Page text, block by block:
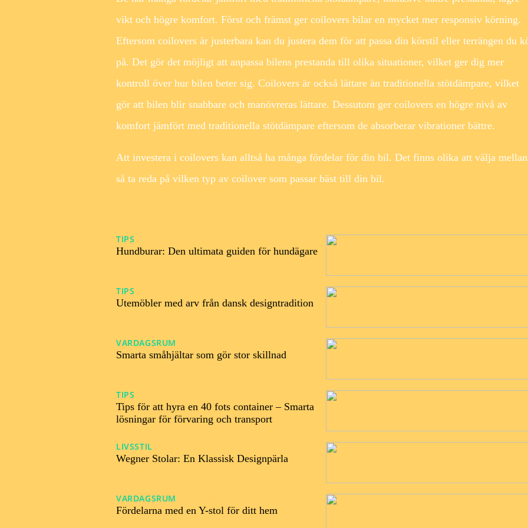
vikt och högre komfort. Först och främst ger coilovers bilar en mycket mer responsiv körning.
Eftersom coilovers är justerbara kan du justera dem för att passa din körstil eller terrängen du
på. Det gör det möjligt att anpassa bilens prestanda till olika situationer, vilket ger dig mer
kontroll över hur bilen beter sig. Coilovers är också lättare än traditionella stötdämpare, vilket
gör att bilen blir snabbare och manövreras lättare. Dessutom ger coilovers en högre nivå av
komfort jämfört med traditionella stötdämpare eftersom de absorberar vibrationer bättre.
Att investera i coilovers kan alltså ha många fördelar för din bil. Det finns olika att välja
så ta reda på vilken typ av coilover som passar bäst till din bil.
TIPS
Hundburar: Den ultimata guiden för hundägare
TIPS
Utemöbler med arv från dansk designtradition
VARDAGSRUM
Smarta småhjältar som gör stor skillnad
TIPS
Tips för att hyra en 40 fots container – Smarta
lösningar för förvaring och transport
LIVSSTIL
Wegner Stolar: En Klassisk Designpärla
VARDAGSRUM
Fördelarna med en Y-stol för ditt hem